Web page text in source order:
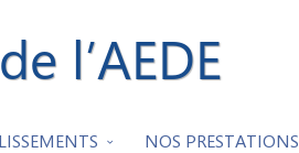
l’AEDE
NOS PRESTATIONS